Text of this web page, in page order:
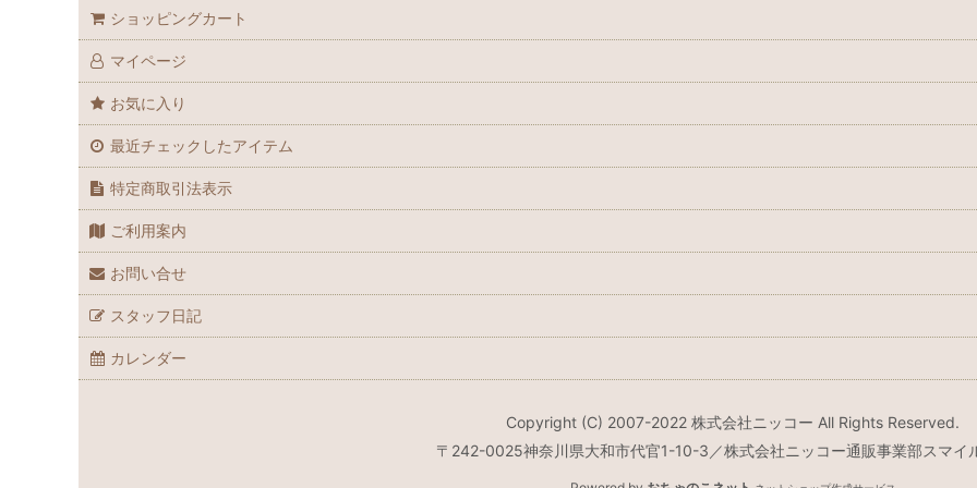
ショッピングカート
マイページ
お気に入り
最近チェックしたアイテム
特定商取引法表示
ご利用案内
お問い合せ
スタッフ日記
カレンダー
Copyright (C) 2007-2022 株式会社ニッコー All Rights Reserved.
〒242-0025神奈川県大和市代官1-10-3／株式会社ニッコー通販事業部スマイ